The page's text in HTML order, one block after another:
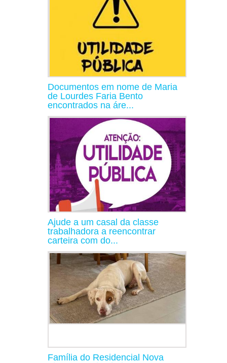
Documentos em nome de Maria
de Lourdes Faria Bento
encontrados na áre...
Ajude a um casal da classe
trabalhadora a reencontrar
carteira com do...
Família do Residencial Nova